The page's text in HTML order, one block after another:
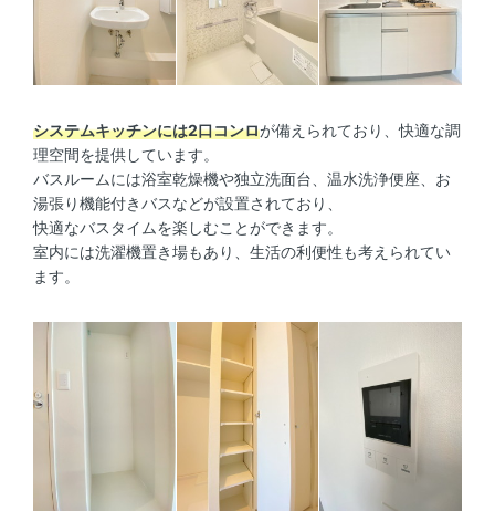
システムキッチンには2口コンロが備えられており、快適な調
理空間を提供しています。
バスルームには浴室乾燥機や独立洗面台、温水洗浄便座、お
湯張り機能付きバスなどが設置されており、
快適なバスタイムを楽しむことができます。
室内には洗濯機置き場もあり、生活の利便性も考えられてい
ます。